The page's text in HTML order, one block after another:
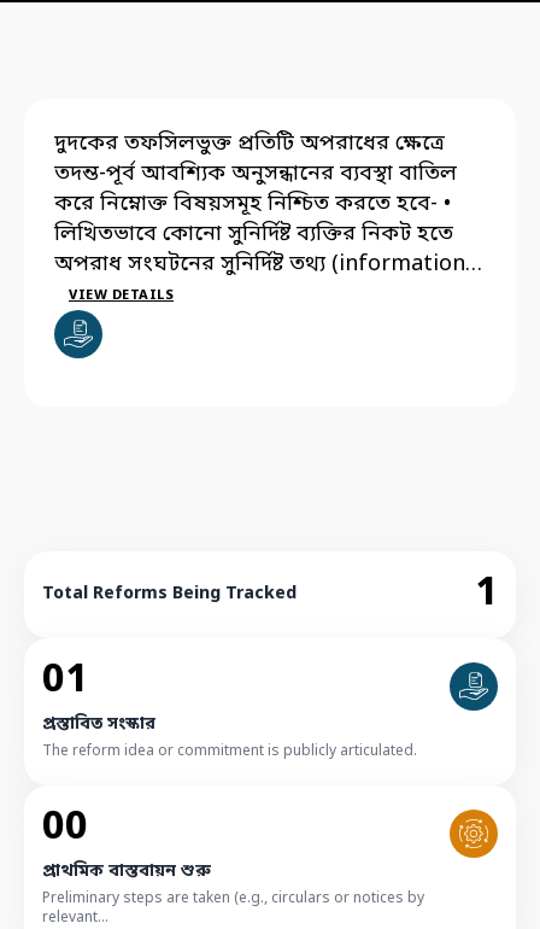
দুদকের তফসিলভুক্ত প্রতিটি অপরাধের ক্ষেত্রে
তদন্ত-পূর্ব আবশ্যিক অনুসন্ধানের ব্যবস্থা বাতিল
করে নিম্নোক্ত বিষয়সমূহ নিশ্চিত করতে হবে- •
লিখিতভাবে কোনো সুনির্দিষ্ট ব্যক্তির নিকট হতে
অপরাধ সংঘটনের সুনির্দিষ্ট তথ্য (information)
প্রাপ্তির ক্ষেত্রে সরাসরি মামলা দায়েরপূর্বক তদন্ত
কার্যক্রম শুরু করতে হবে; • অপরাধ সংঘটনের
ব্যাপারে কোনো বার্তা (message) প্রাপ্তির ক্ষেত্রে
VIEW DETAILS
Total Reforms Being Tracked
1
01
প্রস্তাবিত সংস্কার
The reform idea or commitment is publicly articulated.
00
প্রাথমিক বাস্তবায়ন শুরু
Preliminary steps are taken (e.g., circulars or notices by
relevant...